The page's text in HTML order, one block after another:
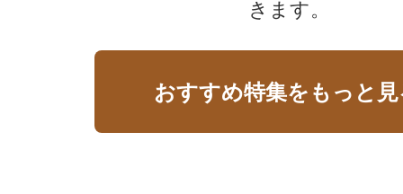
きます。
おすすめ特集をもっと